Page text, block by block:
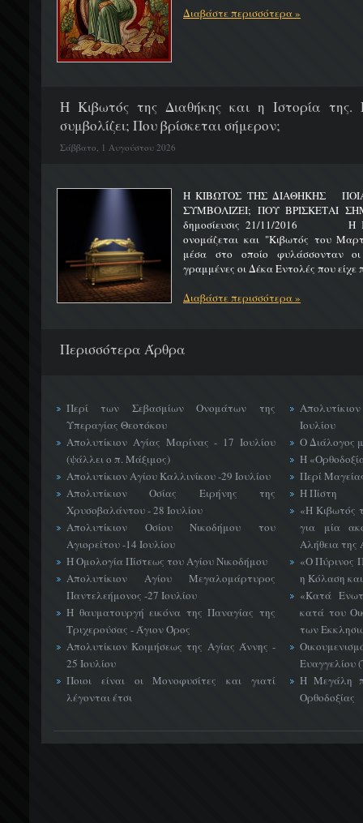
Διαβάστε περισσότερα »
H Κιβωτός της Διαθήκης και η Ιστορία της.
συμβολίζει; Που βρίσκεται σήμερον;
Σάββατο, 1 Αυγούστου 2026
Η ΚΙΒΩΤΟΣ ΤΗΣ ΔΙΑΘΗΚΗΣ
ΣΥΜΒΟΛΙΖΕΙ; ΠΟΥ
δημοσίευσις 21/11/2016 Η
ονομάζεται και "Κιβωτός του
μέσα στο οποίο φυλάσσονταν
γραμμένες οι Δέκα Εντολές που είχε
Διαβάστε περισσότερα »
Περισσότερα Άρθρα
Περί των Σεβασμίων Ονομάτων της
Υπεραγίας Θεοτόκου
Απολυτίκιον Αγίας Μαρίνας - 17 Ιουλίου
(ψάλλει ο π. Μάξιμος)
Απολυτίκιον Αγίου Καλλινίκου -29 Ιουλίου
Απολυτίκιον Οσίας Ειρήνης της
Χρυσοβαλάντου - 28 Ιουλίου
Απολυτίκιον Οσίου Νικοδήμου του
Αγιορείτου -14 Ιουλίου
Η Ομολογία Πίστεως του Αγίου Νικοδήμου
Απολυτίκιον Αγίου Μεγαλομάρτυρος
Παντελεήμονος -27 Ιουλίου
Η θαυματουργή εικόνα της Παναγίας της
Τριχερούσας - Άγιον Όρος
Απολυτίκιον Κοιμήσεως της Αγίας Άννης -
25 Ιουλίου
Ποιοι είναι οι Μονοφυσίτες και γιατί
λέγονται έτσι
Ιουλίου
Ο Διάλογος
Η
Περί
Η Πίστη
«H Κιβωτός
για μία
Αλήθεια της
«Ο Πύρινος
η Κόλαση
«Κατά
κατά του
των
Ευαγγελίου
Η Μεγάλη
Ορθοδοξίας